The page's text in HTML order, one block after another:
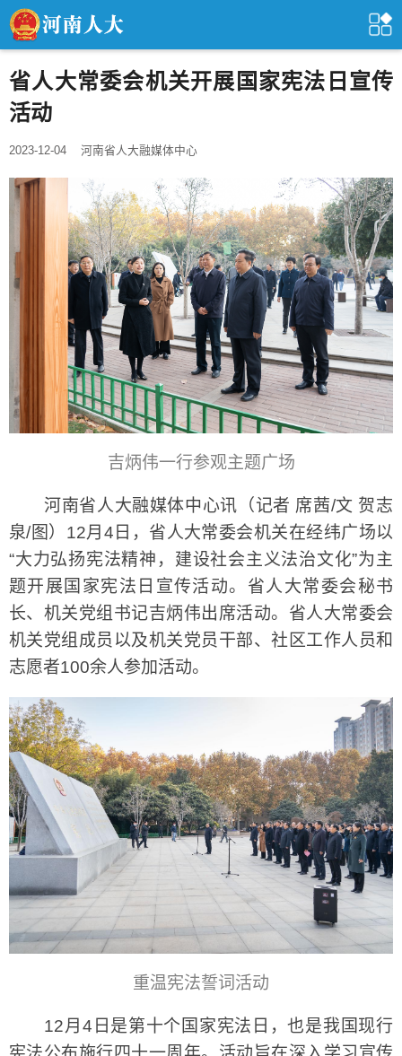
省人大常委会机关开展国家宪法日宣传
活动
2023-12-04 河南省人大融媒体中心
吉炳伟一行参观主题广场
河南省人大融媒体中心讯（记者 席茜/文 贺志
泉/图）12月4日，省人大常委会机关在经纬广场以
“大力弘扬宪法精神，建设社会主义法治文化”为主
题开展国家宪法日宣传活动。省人大常委会秘书
长、机关党组书记吉炳伟出席活动。省人大常委会
机关党组成员以及机关党员干部、社区工作人员和
志愿者100余人参加活动。
重温宪法誓词活动
12月4日是第十个国家宪法日，也是我国现行